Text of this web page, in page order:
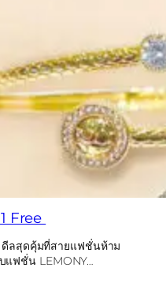
Free
ดีลสุดคุ้มที่สายแฟชั่นห้าม
แฟชั่น LEMONY…